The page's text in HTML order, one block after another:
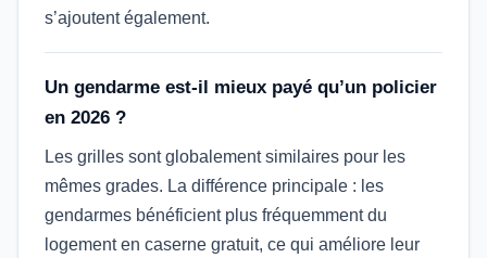
s’ajoutent également.
Un gendarme est-il mieux payé qu’un policier
en 2026 ?
Les grilles sont globalement similaires pour les
mêmes grades. La différence principale : les
gendarmes bénéficient plus fréquemment du
logement en caserne gratuit, ce qui améliore leur